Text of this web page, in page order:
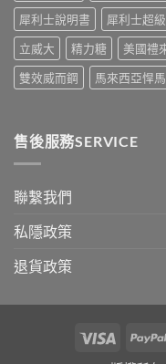
中
完
整
指
南：
30
分
效、
最
小
正
確
法
香
犀利士說明書
犀利士超
立威大
精力糖 美國禮
雙效威而鋼
馬來西亞悍
售後服務SERVICE
聯繫我們
私隱政策
退貨政策
Visa